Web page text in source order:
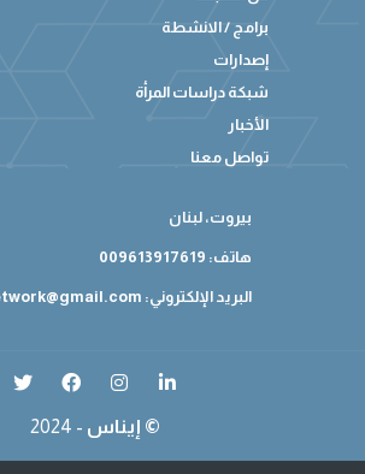
برامج / الانشطة
إصدارات
شبكة دراسات المرأة
الأخبار
تواصل معنا
بيروت، لبنان
هاتف: 009613917619
البريد الإلكتروني:
2024 - إيناس ©